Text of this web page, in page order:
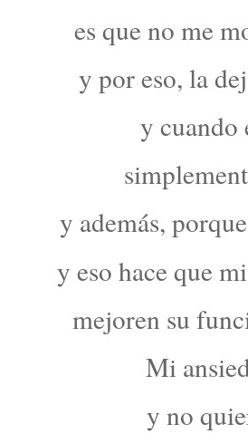
es que no me
y por eso, la
y cuando
y además,
y eso hace que
mejoren su
Mi
y no